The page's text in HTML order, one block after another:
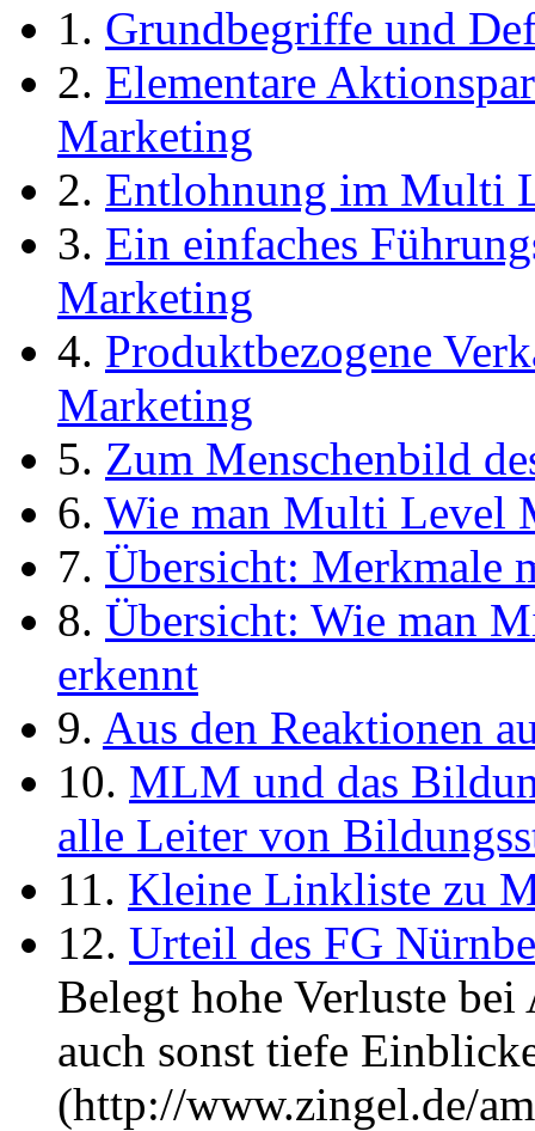
1. Grundbegriffe und
2. Elementare
Marketing
2. Entlohnung im Multi
3. Ein einfaches
Marketing
4. Produktbezogene
Marketing
5. Zum Menschenbild
6. Wie man Multi Level
7. Übersicht: Merkmale
8. Übersicht: Wie man
erkennt
9. Aus den Reaktionen
10. MLM und das
alle Leiter von
11. Kleine Linkliste zu
12. Urteil des FG
Belegt hohe Verluste
auch sonst tiefe
(http://www.zingel.de/